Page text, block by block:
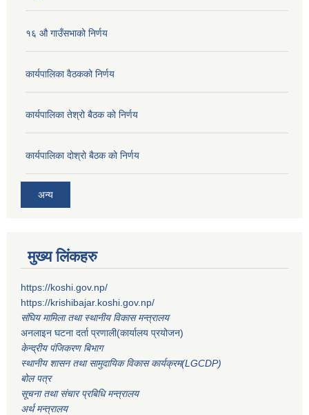
१६ औ गाउँसभाको निर्णय
कार्यपालिका वैठकको निर्णय
कार्यपालिका तेश्रो बैठक को निर्णय
कार्यपालिका दोश्रो बैठक को निर्णय
अन्य
मुख्य लिंकहरु
https://koshi.gov.np/
https://krishibajar.koshi.gov.np/
संघिय मामिला तथा स्थानीय विकास मन्त्रालय
अनलाइन घटना दर्ता प्रणाली(कार्यालय प्रयोजन)
केन्द्रीय पंजिकरण बिभाग
स्थानीय शासन तथा सामुदायिक विकास कार्यक्रम(LGCDP)
बोल पत्र
सूचना तथा संचार प्रबिधि मन्त्रालय
अर्थ मन्त्रालय